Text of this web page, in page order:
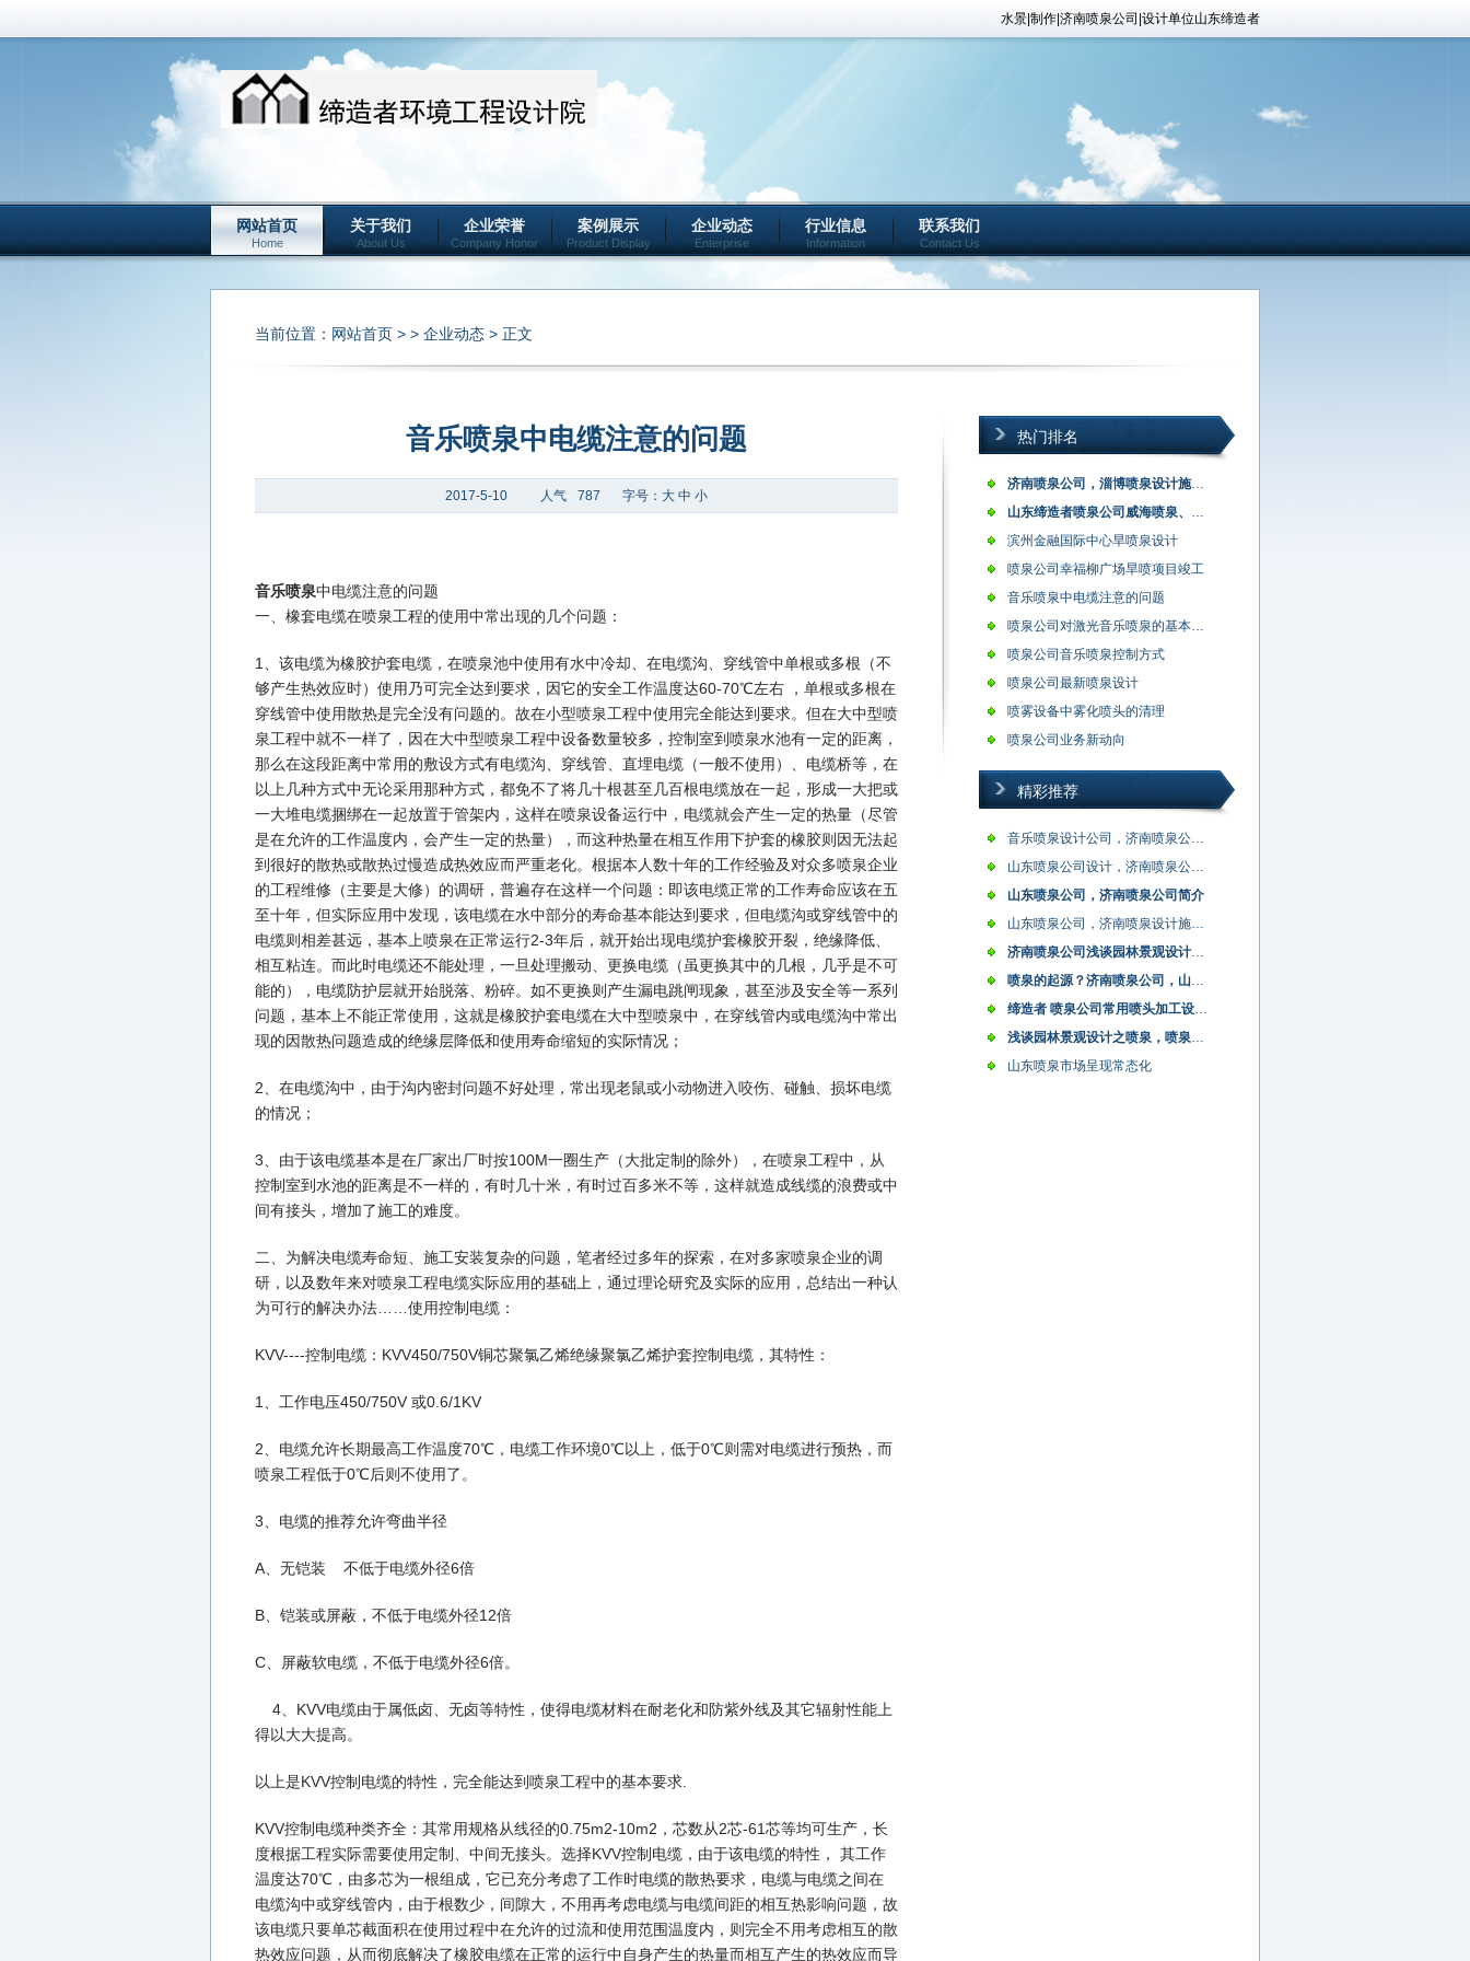
水景|制作|济南喷泉公司|设计单位山东缔造者
网站首页
Home
关于我们
About Us
企业荣誉
Company Honor
案例展示
Product Display
企业动态
Enterprise
行业信息
Information
联系我们
Contact Us
当前位置： 网站首页 > > 企业动态 > 正文
音乐喷泉中电缆注意的问题
2017-5-10 人气 787 字号： 大 中 小
音乐喷泉中电缆注意的问题
一、橡套电缆在喷泉工程的使用中常出现的几个问题：
1、该电缆为橡胶护套电缆，在喷泉池中使用有水中冷却、在电缆沟、穿线管中单根或多根（不
够产生热效应时）使用乃可完全达到要求，因它的安全工作温度达60-70℃左右 ，单根或多根在
穿线管中使用散热是完全没有问题的。故在小型喷泉工程中使用完全能达到要求。但在大中型喷
泉工程中就不一样了，因在大中型喷泉工程中设备数量较多，控制室到喷泉水池有一定的距离，
那么在这段距离中常用的敷设方式有电缆沟、穿线管、直埋电缆（一般不使用）、电缆桥等，在
以上几种方式中无论采用那种方式，都免不了将几十根甚至几百根电缆放在一起，形成一大把或
一大堆电缆捆绑在一起放置于管架内，这样在喷泉设备运行中，电缆就会产生一定的热量（尽管
是在允许的工作温度内，会产生一定的热量），而这种热量在相互作用下护套的橡胶则因无法起
到很好的散热或散热过慢造成热效应而严重老化。根据本人数十年的工作经验及对众多喷泉企业
的工程维修（主要是大修）的调研，普遍存在这样一个问题：即该电缆正常的工作寿命应该在五
至十年，但实际应用中发现，该电缆在水中部分的寿命基本能达到要求，但电缆沟或穿线管中的
电缆则相差甚远，基本上喷泉在正常运行2-3年后，就开始出现电缆护套橡胶开裂，绝缘降低、
相互粘连。而此时电缆还不能处理，一旦处理搬动、更换电缆（虽更换其中的几根，几乎是不可
能的），电缆防护层就开始脱落、粉碎。如不更换则产生漏电跳闸现象，甚至涉及安全等一系列
问题，基本上不能正常使用，这就是橡胶护套电缆在大中型喷泉中，在穿线管内或电缆沟中常出
现的因散热问题造成的绝缘层降低和使用寿命缩短的实际情况；
2、在电缆沟中，由于沟内密封问题不好处理，常出现老鼠或小动物进入咬伤、碰触、损坏电缆
的情况；
3、由于该电缆基本是在厂家出厂时按100M一圈生产（大批定制的除外），在喷泉工程中，从
控制室到水池的距离是不一样的，有时几十米，有时过百多米不等，这样就造成线缆的浪费或中
间有接头，增加了施工的难度。
二、为解决电缆寿命短、施工安装复杂的问题，笔者经过多年的探索，在对多家喷泉企业的调
研，以及数年来对喷泉工程电缆实际应用的基础上，通过理论研究及实际的应用，总结出一种认
为可行的解决办法……使用控制电缆：
KVV----控制电缆：KVV450/750V铜芯聚氯乙烯绝缘聚氯乙烯护套控制电缆，其特性：
1、工作电压450/750V 或0.6/1KV
2、电缆允许长期最高工作温度70℃，电缆工作环境0℃以上，低于0℃则需对电缆进行预热，而
喷泉工程低于0℃后则不使用了。
3、电缆的推荐允许弯曲半径
A、无铠装 不低于电缆外径6倍
B、铠装或屏蔽，不低于电缆外径12倍
C、屏蔽软电缆，不低于电缆外径6倍。
4、KVV电缆由于属低卤、无卤等特性，使得电缆材料在耐老化和防紫外线及其它辐射性能上
得以大大提高。
以上是KVV控制电缆的特性，完全能达到喷泉工程中的基本要求.
KVV控制电缆种类齐全：其常用规格从线径的0.75m2-10m2，芯数从2芯-61芯等均可生产，长
度根据工程实际需要使用定制、中间无接头。选择KVV控制电缆，由于该电缆的特性， 其工作
温度达70℃，由多芯为一根组成，它已充分考虑了工作时电缆的散热要求，电缆与电缆之间在
电缆沟中或穿线管内，由于根数少，间隙大，不用再考虑电缆与电缆间距的相互热影响问题，故
该电缆只要单芯截面积在使用过程中在允许的过流和使用范围温度内，则完全不用考虑相互的散
热效应问题，从而彻底解决了橡胶电缆在正常的运行中自身产生的热量而相互产生的热效应而导
热门排名
济南喷泉公司，淄博喷泉设计施工公司，…
山东缔造者喷泉公司威海喷泉、喷雾项目…
滨州金融国际中心旱喷泉设计
喷泉公司幸福柳广场旱喷项目竣工
音乐喷泉中电缆注意的问题
喷泉公司对激光音乐喷泉的基本水型介绍…
喷泉公司音乐喷泉控制方式
喷泉公司最新喷泉设计
喷雾设备中雾化喷头的清理
喷泉公司业务新动向
精彩推荐
音乐喷泉设计公司，济南喷泉公司，淄博…
山东喷泉公司设计，济南喷泉公司，淄博…
山东喷泉公司，济南喷泉公司简介
山东喷泉公司，济南喷泉设计施工公司，…
济南喷泉公司浅谈园林景观设计之中的喷…
喷泉的起源？济南喷泉公司，山东音乐喷…
缔造者 喷泉公司常用喷头加工设计 济南…
浅谈园林景观设计之喷泉，喷泉景观设计…
山东喷泉市场呈现常态化